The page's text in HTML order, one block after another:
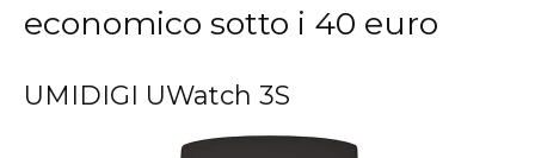
economico sotto i 40 euro
UMIDIGI UWatch 3S